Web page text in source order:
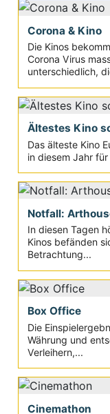
Corona & Kino
Die Kinos
Corona Virus
unterschiedlich,
Ältestes Kino
Das älteste Kino
in diesem Jahr
Notfall:
In diesen Tagen
Kinos befänden
Betrachtung...
Box Office
Die
Währung und
Verleihern,...
Cinemathon